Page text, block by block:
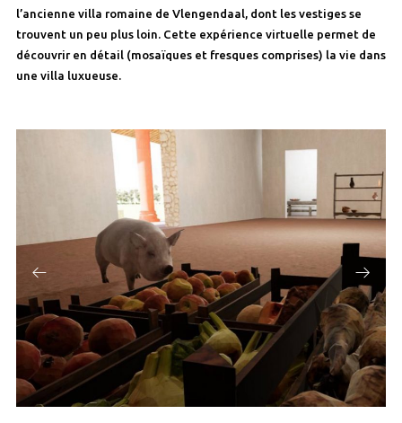
l’ancienne villa romaine de Vlengendaal, dont les vestiges se
trouvent un peu plus loin. Cette expérience virtuelle permet de
découvrir en détail (mosaïques et fresques comprises) la vie dans
une villa luxueuse.